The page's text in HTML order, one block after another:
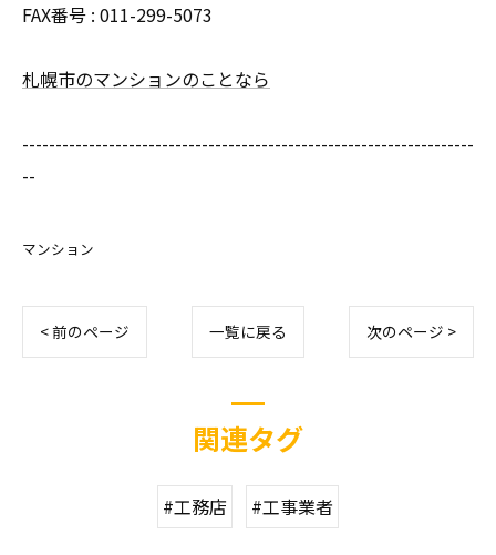
FAX番号 : 011-299-5073
札幌市のマンションのことなら
--------------------------------------------------------------------
--
マンション
< 前のページ 一覧に戻る 次のページ >
関連タグ
#工務店 #工事業者